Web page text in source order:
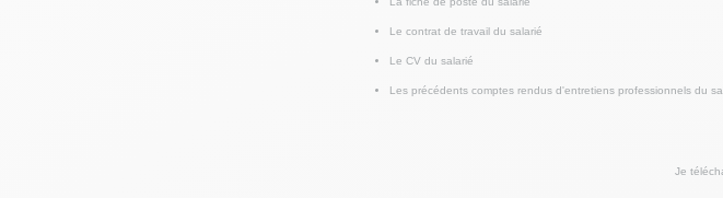
Le contrat de travail du salarié
Le CV du salarié
Les précédents comptes rendus d'entretiens professionnels du
Je